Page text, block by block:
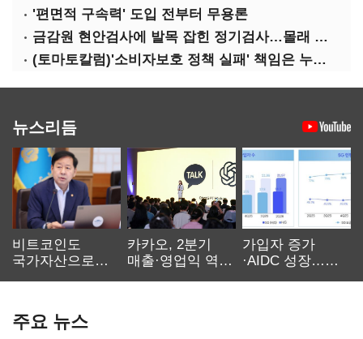
'편면적 구속력' 도입 전부터 무용론
금감원 현안검사에 발목 잡힌 정기검사…몰래 웃는 금융권
(토마토칼럼)'소비자보호 정책 실패' 책임은 누가 지나
뉴스리듬
비트코인도
국가자산으로…'
카카오, 2분기
매출·영업익 역대
가입자 증가
·AIDC 성장…
주요 뉴스